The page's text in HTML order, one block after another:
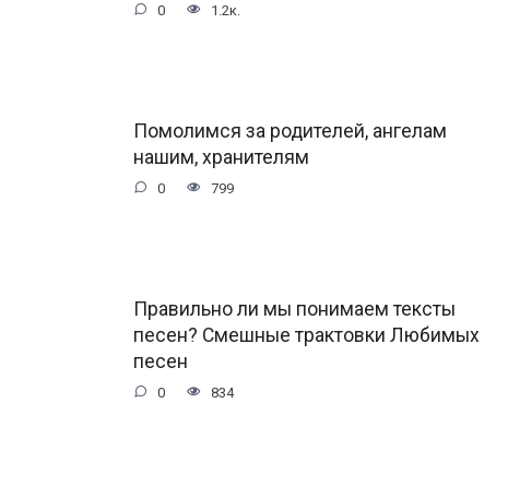
0 1.2к.
Помолимся за родителей, ангелам
нашим, хранителям
0 799
Правильно ли мы понимаем тексты
песен? Смешные трактовки Любимых
песен
0 834